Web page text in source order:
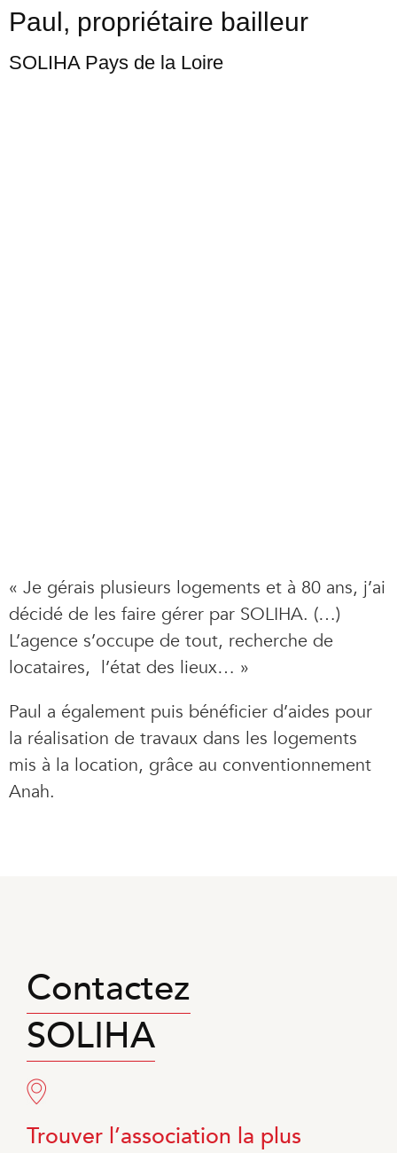
Paul, propriétaire bailleur
SOLIHA Pays de la Loire
« Je gérais plusieurs logements et à 80 ans, j’ai
décidé de les faire gérer par SOLIHA. (…)
L’agence s’occupe de tout, recherche de
locataires, l’état des lieux… »
Paul a également puis bénéficier d’aides pour
la réalisation de travaux dans les logements
mis à la location, grâce au conventionnement
Anah.
Contactez
SOLIHA
Trouver l’association la plus